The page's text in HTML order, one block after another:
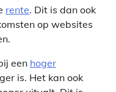
rente. Dit is dan ook
op websites
een hoger
is. Het kan ook